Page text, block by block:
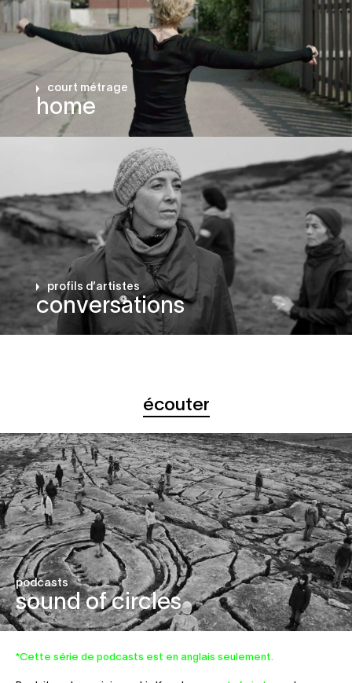
court métrage
home
profils d’artistes
conversations
écouter
podcasts
sound of circles
*Cette série de podcasts est en anglais seulement.